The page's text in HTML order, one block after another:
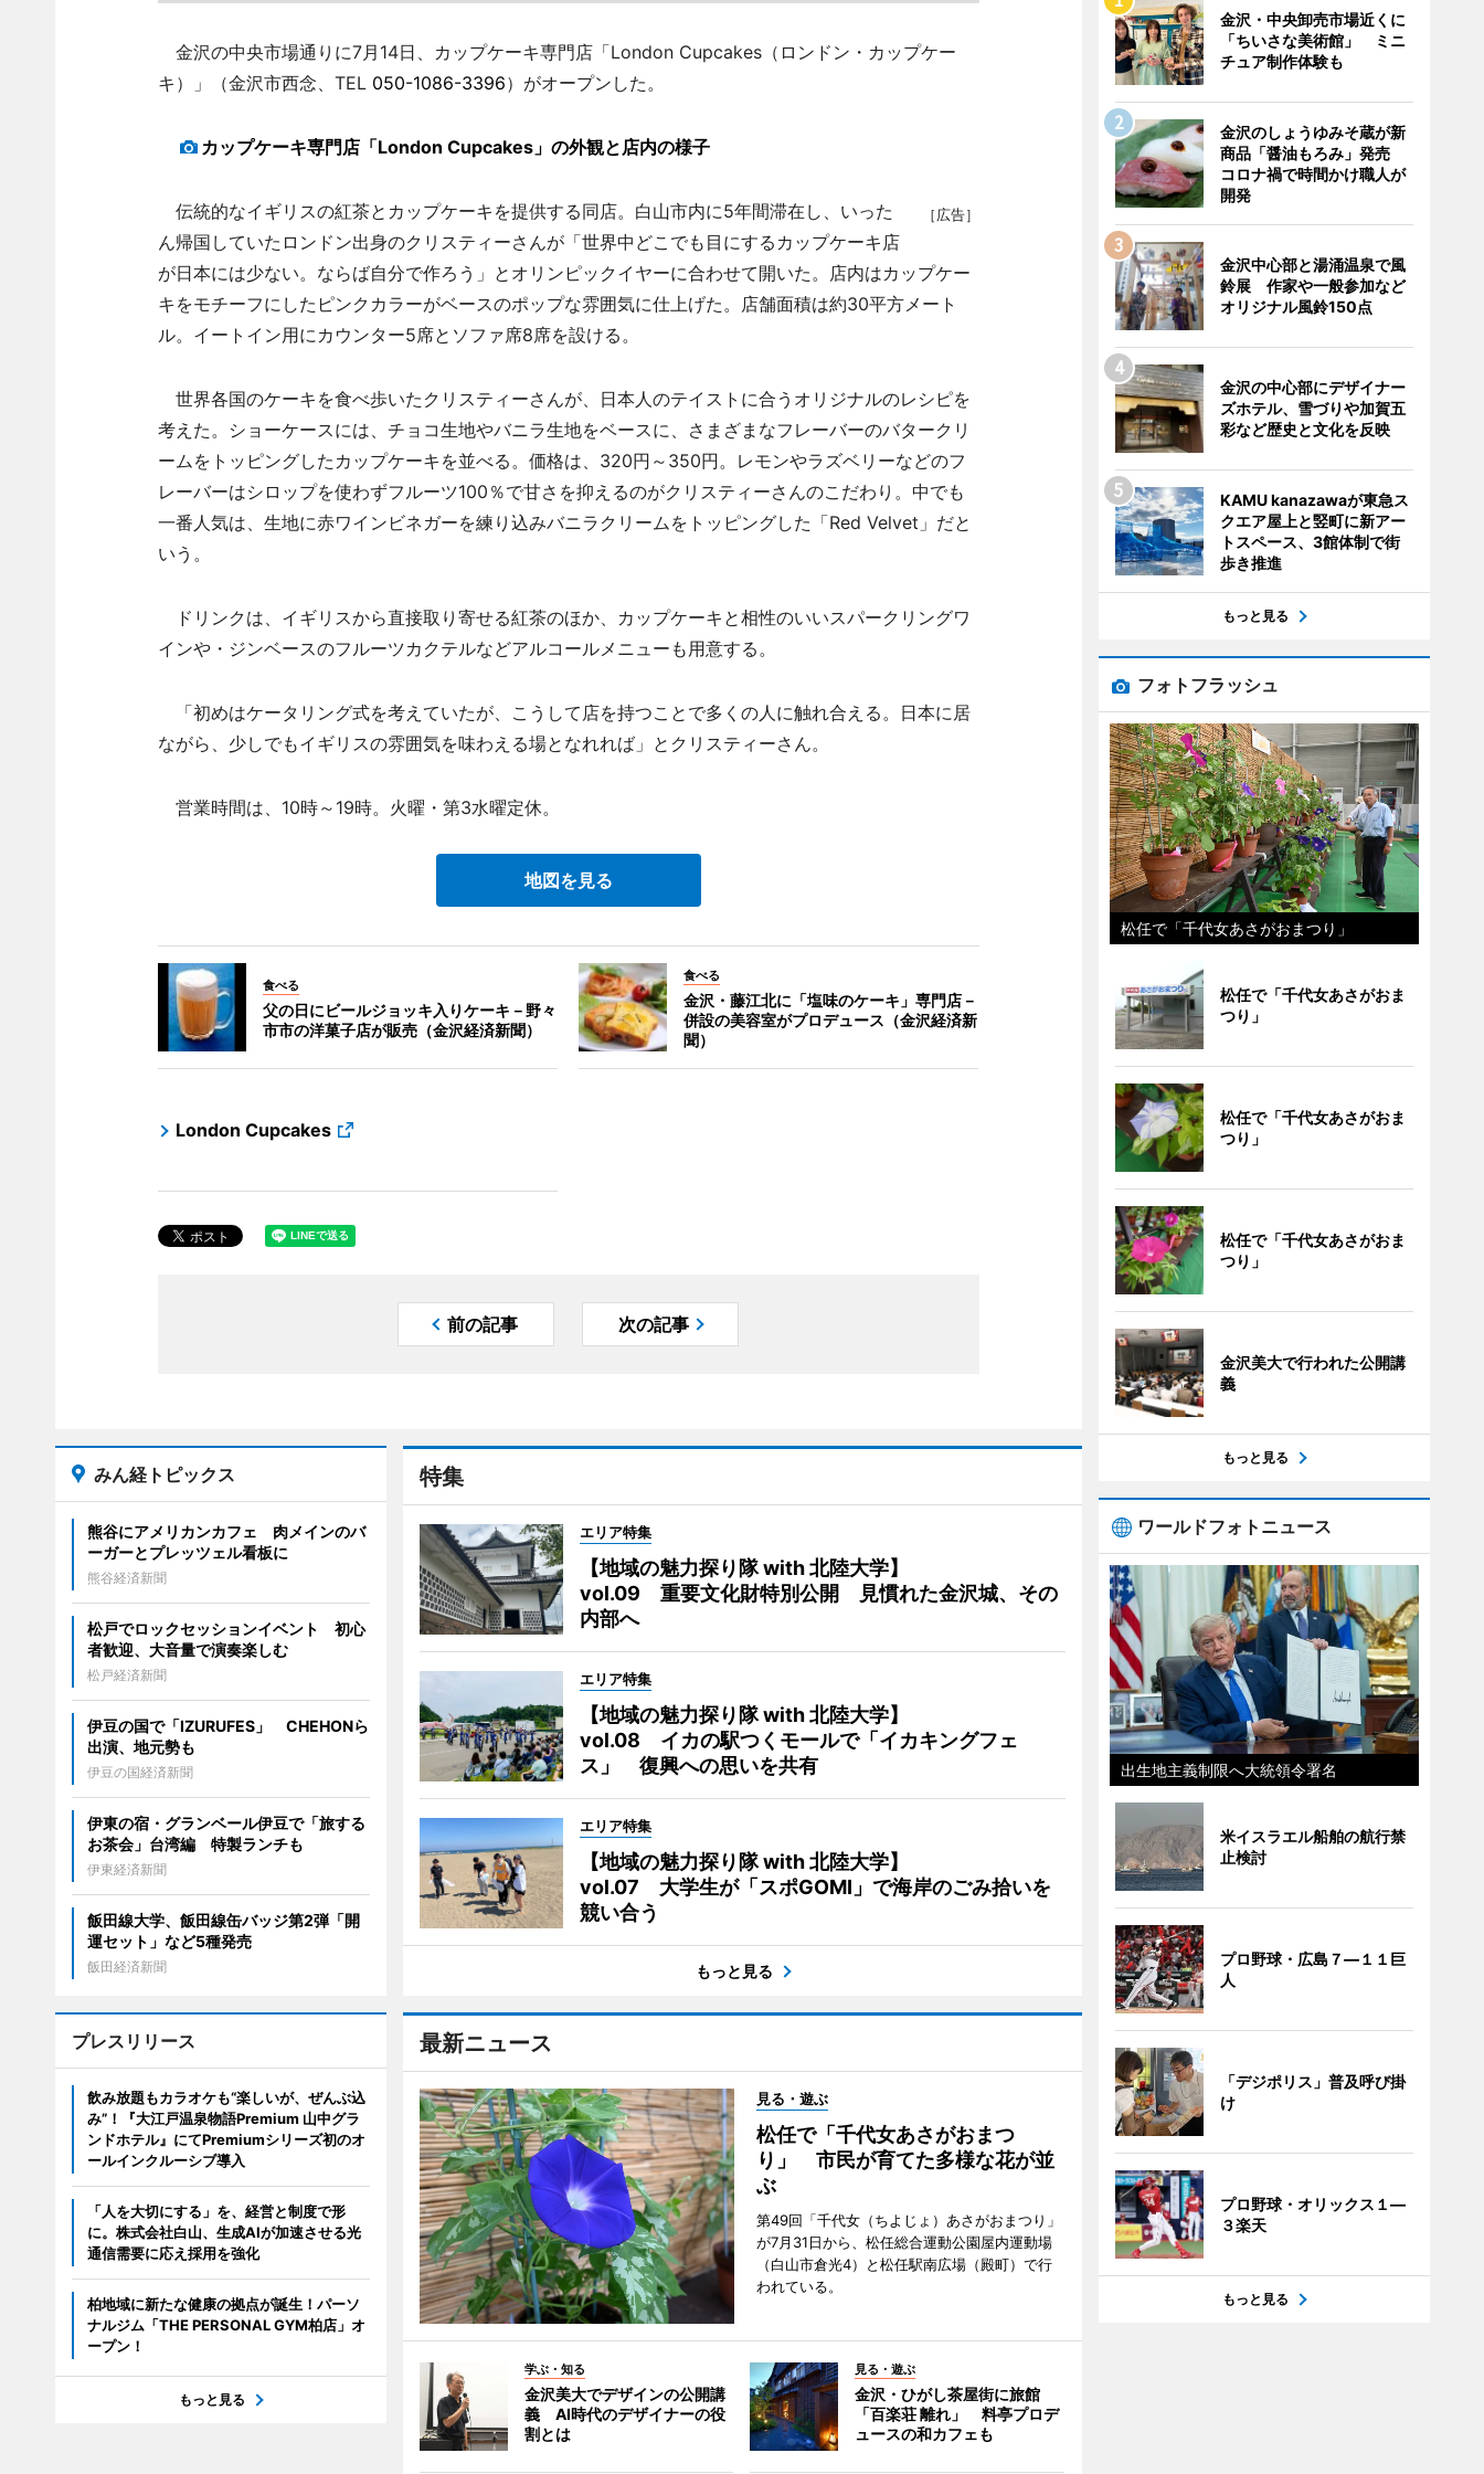
金沢の中央市場通りに7月14日、カップケーキ専門店「London Cupcakes（ロンドン・カップケー
キ）」（金沢市西念、TEL 050-1086-3396）がオープンした。
カップケーキ専門店「London Cupcakes」の外観と店内の様子
［広告］
伝統的なイギリスの紅茶とカップケーキを提供する同店。白山市内に5年間滞在し、いった
ん帰国していたロンドン出身のクリスティーさんが「世界中どこでも目にするカップケーキ店
が日本には少ない。ならば自分で作ろう」とオリンピックイヤーに合わせて開いた。店内はカップケー
キをモチーフにしたピンクカラーがベースのポップな雰囲気に仕上げた。店舗面積は約30平方メート
ル。イートイン用にカウンター5席とソファ席8席を設ける。
世界各国のケーキを食べ歩いたクリスティーさんが、日本人のテイストに合うオリジナルのレシピを
考えた。ショーケースには、チョコ生地やバニラ生地をベースに、さまざまなフレーバーのバタークリ
ームをトッピングしたカップケーキを並べる。価格は、320円～350円。レモンやラズベリーなどのフ
レーバーはシロップを使わずフルーツ100％で甘さを抑えるのがクリスティーさんのこだわり。中でも
一番人気は、生地に赤ワインビネガーを練り込みバニラクリームをトッピングした「Red Velvet」だと
いう。
ドリンクは、イギリスから直接取り寄せる紅茶のほか、カップケーキと相性のいいスパークリングワ
インや・ジンベースのフルーツカクテルなどアルコールメニューも用意する。
「初めはケータリング式を考えていたが、こうして店を持つことで多くの人に触れ合える。日本に居
ながら、少しでもイギリスの雰囲気を味わえる場となれれば」とクリスティーさん。
営業時間は、10時～19時。火曜・第3水曜定休。
地図を見る
食べる
父の日にビールジョッキ入りケーキ－野々
市市の洋菓子店が販売（金沢経済新聞）
食べる
金沢・藤江北に「塩味のケーキ」専門店－
併設の美容室がプロデュース（金沢経済新
聞）
London Cupcakes
前の記事 次の記事
特集
エリア特集
【地域の魅力探り隊 with 北陸大学】
vol.09 重要文化財特別公開 見慣れた金沢城、その
内部へ
エリア特集
【地域の魅力探り隊 with 北陸大学】
vol.08 イカの駅つくモールで「イカキングフェ
ス」 復興への思いを共有
エリア特集
【地域の魅力探り隊 with 北陸大学】
vol.07 大学生が「スポGOMI」で海岸のごみ拾いを
競い合う
もっと見る
最新ニュース
見る・遊ぶ
松任で「千代女あさがおまつ
り」 市民が育てた多様な花が並
ぶ
第49回「千代女（ちよじょ）あさがおまつり」
が7月31日から、松任総合運動公園屋内運動場
（白山市倉光4）と松任駅南広場（殿町）で行
われている。
学ぶ・知る
金沢美大でデザインの公開講
義 AI時代のデザイナーの役
割とは
見る・遊ぶ
金沢・ひがし茶屋街に旅館
「百楽荘 離れ」 料亭プロデ
ュースの和カフェも
みん経トピックス
熊谷にアメリカンカフェ 肉メインのバ
ーガーとプレッツェル看板に
熊谷経済新聞
松戸でロックセッションイベント 初心
者歓迎、大音量で演奏楽しむ
松戸経済新聞
伊豆の国で「IZURUFES」 CHEHONら
出演、地元勢も
伊豆の国経済新聞
伊東の宿・グランベール伊豆で「旅する
お茶会」台湾編 特製ランチも
伊東経済新聞
飯田線大学、飯田線缶バッジ第2弾「開
運セット」など5種発売
飯田経済新聞
プレスリリース
飲み放題もカラオケも“楽しいが、ぜんぶ込
み”！『大江戸温泉物語Premium 山中グラ
ンドホテル』にてPremiumシリーズ初のオ
ールインクルーシブ導入
「人を大切にする」を、経営と制度で形
に。株式会社白山、生成AIが加速させる光
通信需要に応え採用を強化
柏地域に新たな健康の拠点が誕生！パーソ
ナルジム「THE PERSONAL GYM柏店」オ
ープン！
もっと見る
金沢・中央卸売市場近くに
「ちいさな美術館」 ミニ
チュア制作体験も
金沢のしょうゆみそ蔵が新
商品「醤油もろみ」発売
コロナ禍で時間かけ職人が
開発
金沢中心部と湯涌温泉で風
鈴展 作家や一般参加など
オリジナル風鈴150点
金沢の中心部にデザイナー
ズホテル、雪づりや加賀五
彩など歴史と文化を反映
KAMU kanazawaが東急ス
クエア屋上と竪町に新アー
トスペース、3館体制で街
歩き推進
もっと見る
フォトフラッシュ
松任で「千代女あさがおまつり」
松任で「千代女あさがおま
つり」
松任で「千代女あさがおま
つり」
松任で「千代女あさがおま
つり」
金沢美大で行われた公開講
義
もっと見る
ワールドフォトニュース
出生地主義制限へ大統領令署名
米イスラエル船舶の航行禁
止検討
プロ野球・広島７―１１巨
人
「デジポリス」普及呼び掛
け
プロ野球・オリックス１―
３楽天
もっと見る